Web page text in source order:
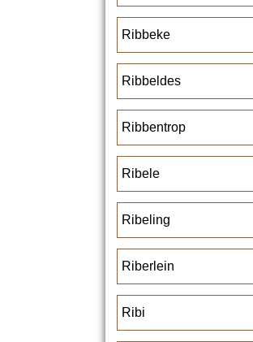
Ribbeke
Ribbeldes
Ribbentrop
Ribele
Ribeling
Riberlein
Ribi